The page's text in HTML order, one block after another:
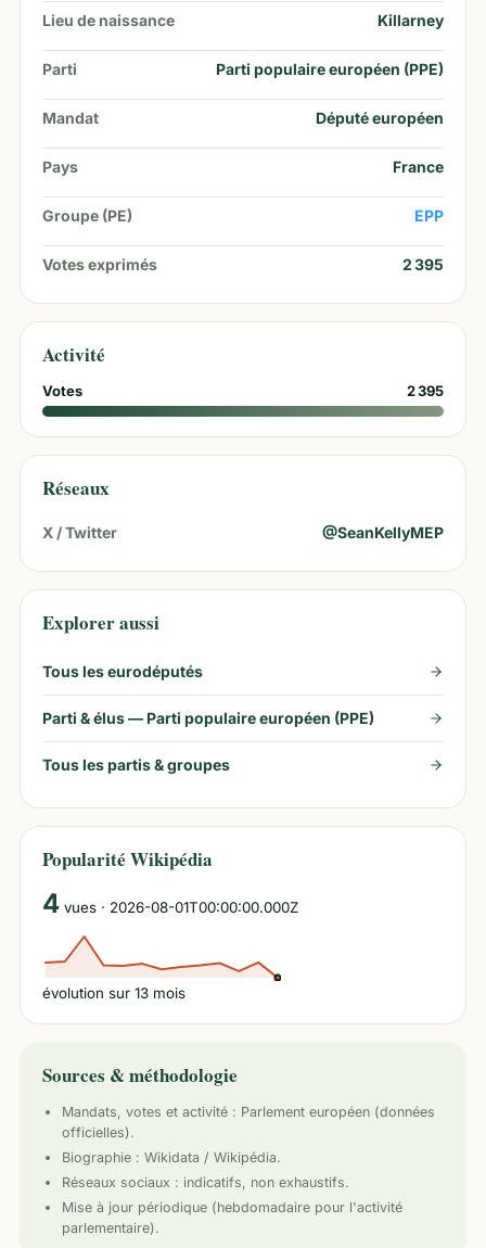
Lieu de naissance Killarney
Parti Parti populaire européen (PPE)
Mandat Député européen
Pays France
Groupe (PE) EPP
Votes exprimés 2 395
Activité
Votes 2 395
Réseaux
X / Twitter @SeanKellyMEP
Explorer aussi
Tous les eurodéputés
Parti & élus — Parti populaire européen (PPE)
Tous les partis & groupes
Popularité Wikipédia
4 vues · 2026-08-01T00:00:00.000Z
évolution sur 13 mois
Sources & méthodologie
Mandats, votes et activité : Parlement européen (données
officielles).
Biographie : Wikidata / Wikipédia.
Réseaux sociaux : indicatifs, non exhaustifs.
Mise à jour périodique (hebdomadaire pour l'activité
parlementaire).